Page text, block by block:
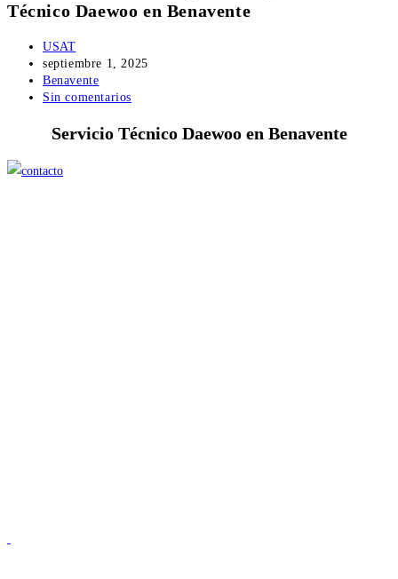
Técnico Daewoo en Benavente
Autor
de
la
entrada:
USAT
Publicación
de
la
septiembre 1, 2025
Categoría
de
entrada:
Benavente
Comentarios
Sin comentarios
Servicio Técnico Daewoo en Benavente